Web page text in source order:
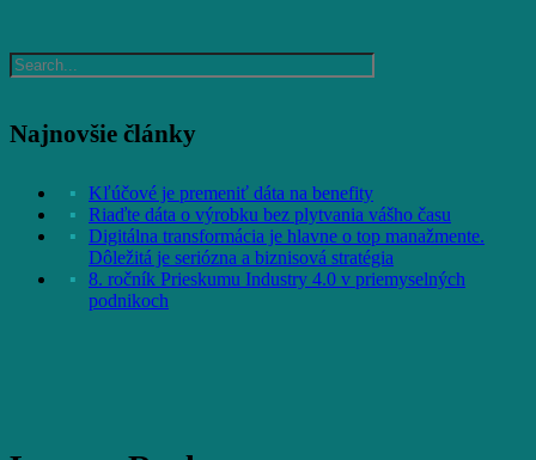
Najnovšie články
Kľúčové je premeniť dáta na benefity
Riaďte dáta o výrobku bez plytvania vášho času
Digitálna transformácia je hlavne o top manažmente.
Dôležitá je seriózna a biznisová stratégia
8. ročník Prieskumu Industry 4.0 v priemyselných
podnikoch